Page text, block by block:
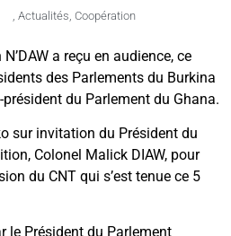
Actualités Coopération
a reçu en audience, ce
des Parlements du Burkina
du Parlement du Ghana.
sur invitation du Président du
Colonel Malick DIAW, pour
du CNT qui s’est tenue ce 5
le Président du Parlement